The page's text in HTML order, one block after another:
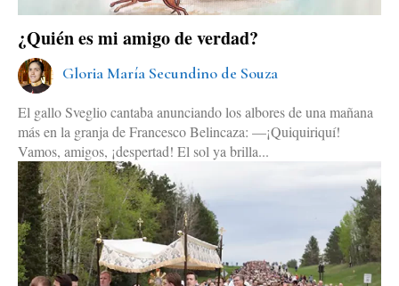
¿Quién es mi amigo de verdad?
Gloria María Secundino de Souza
El gallo Sveglio cantaba anunciando los albores de una mañana
más en la granja de Francesco Belincaza: —¡Quiquiriquí!
Vamos, amigos, ¡despertad! El sol ya brilla...